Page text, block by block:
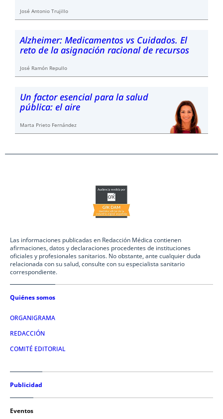
José Antonio Trujillo
Alzheimer: Medicamentos vs Cuidados. El
reto de la asignación racional de recursos
José Ramón Repullo
Un factor esencial para la salud
pública: el aire
Marta Prieto Fernández
Las informaciones publicadas en Redacción Médica contienen
afirmaciones, datos y declaraciones procedentes de instituciones
oficiales y profesionales sanitarios. No obstante, ante cualquier duda
relacionada con su salud, consulte con su especialista sanitario
correspondiente.
Quiénes somos
ORGANIGRAMA
REDACCIÓN
COMITÉ EDITORIAL
Publicidad
Eventos